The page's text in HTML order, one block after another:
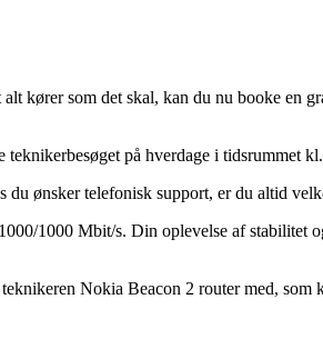
kører som det skal, kan du nu booke en
på hverdage i tidsrummet
ønsker telefonisk support, er du altid
1000 Mbit/s. Din oplevelse af stabilitet
Nokia Beacon 2 router med,